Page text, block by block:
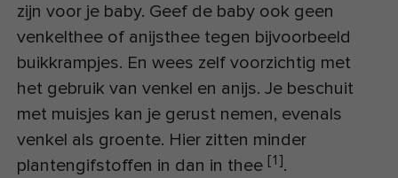
zijn voor je baby. Geef de baby ook geen
venkelthee of anijsthee tegen bijvoorbeeld
buikkrampjes. En wees zelf voorzichtig met
het gebruik van venkel en anijs. Je beschuit
met muisjes kan je gerust nemen, evenals
venkel als groente. Hier zitten minder
plantengifstoffen in dan in thee [1].